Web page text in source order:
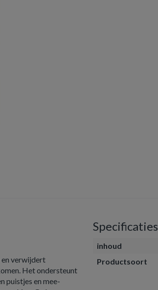
en verwijdert
Het ondersteunt
puistjes en mee-
Specificaties
inhoud
Productsoort